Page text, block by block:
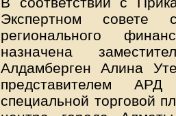
Экспертном совете
регионального
назначена
Алдамберген Алина
представителем
специальной торговой